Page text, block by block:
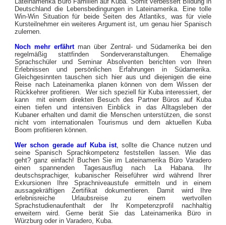
Deutschland die Lebensbedingungen in Lateinamerika. Eine tolle
Win-Win Situation für beide Seiten des Atlantiks, was für viele
Kursteilnehmer ein weiteres Argument ist, um genau hier Spanisch
zulernen.
Noch mehr erfährt man über Zentral- und Südamerika bei den
regelmäßig stattfinden Sonderveranstaltungen. Ehemalige
Sprachschüler und Seminar Absolventen berichten von Ihren
Erlebnissen und persönlichen Erfahrungen in Südamerika.
Gleichgesinnten tauschen sich hier aus und diejenigen die eine
Reise nach Lateinamerika planen können von dem Wissen der
Rückkehrer profitieren. Wer sich speziell für Kuba interessiert, der
kann mit einem direkten Besuch des Partner Büros auf Kuba
einen tiefen und intensiven Einblick in das Alltagsleben der
Kubaner erhalten und damit die Menschen unterstützen, die sonst
nicht vom internationalen Tourismus und dem aktuellen Kuba
Boom profitieren können.
Wer schon gerade auf Kuba ist, sollte die Chance nutzen und
seine Spanisch Sprachkompetenz feststellen lassen. Wie das
geht? ganz einfach! Buchen Sie im Lateinamerika Büro Varadero
einen spannenden Tagesausflug nach La Habana. Ihr
deutschsprachiger, kubanischer Reiseführer wird während Ihrer
Exkursionen Ihre Sprachniveaustufe ermitteln und in einem
aussagekräftigen Zertifikat dokumentieren. Damit wird Ihre
erlebnisreiche Urlaubsreise zu einem wertvollen
Sprachstudienaufenthalt der Ihr Kompetenzprofil nachhaltig
erweitern wird. Gerne berät Sie das Lateinamerika Büro in
Würzburg oder in Varadero, Kuba.